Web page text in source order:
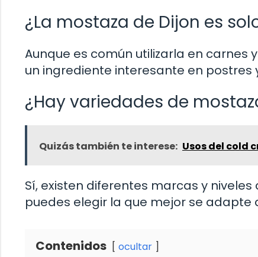
¿La mostaza de Dijon es
Aunque es común utilizarla en
un ingrediente interesante en
¿Hay variedades de
Quizás también te interese: Usos del cold
Sí, existen diferentes marcas y
puedes elegir la que mejor se adapte
Contenidos ocultar